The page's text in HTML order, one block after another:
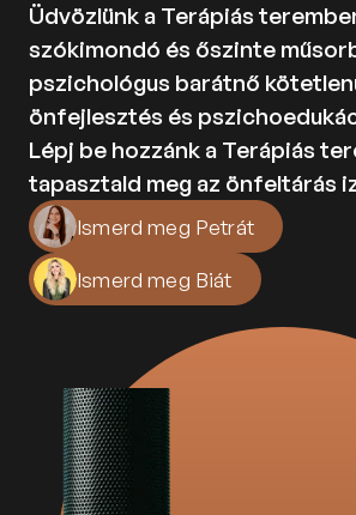
Podcast
PszichoPortál
Pszichológiai tesztek
Kliens vagyok
Ahol segítünk
Csoportterápia
GYIK
Kapcsolat
Adatkezelési tájékoztató
Adatkezelési tájékoztató
csoportterápiához
Részvételi szabályzat
csoportterápiához
Etikai kódex
Üdvözlünk a Terápiás
szókimondó és őszinte
pszichológus barátnő
önfejlesztés és
Lépj be hozzánk a Terápiás
tapasztald meg az önfeltárás
Ismerd meg Petrát
Ismerd meg Biát